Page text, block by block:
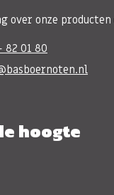
over onze
82 01 80
hoogte